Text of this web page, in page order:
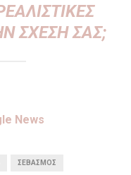
ΣΧΈΣΗ ΣΑΣ;
News
ΣΕΒΑΣΜΌΣ